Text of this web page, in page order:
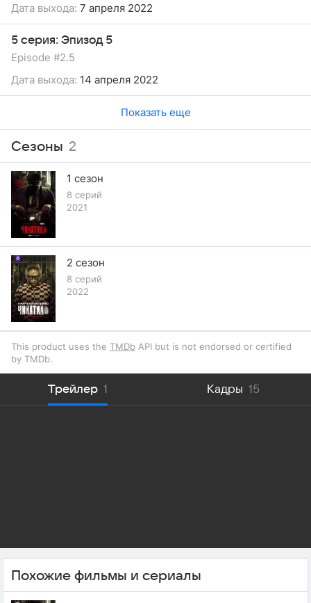
Дата выхода: 7 апреля 2022
5 серия: Эпизод 5
Episode #2.5
Дата выхода: 14 апреля 2022
Показать еще
Сезоны 2
1 сезон
8 серий
2021
2 сезон
8 серий
2022
This product uses the TMDb API but is not endorsed or certified
by TMDb.
Трейлер 1 Кадры 15
Похожие фильмы и сериалы